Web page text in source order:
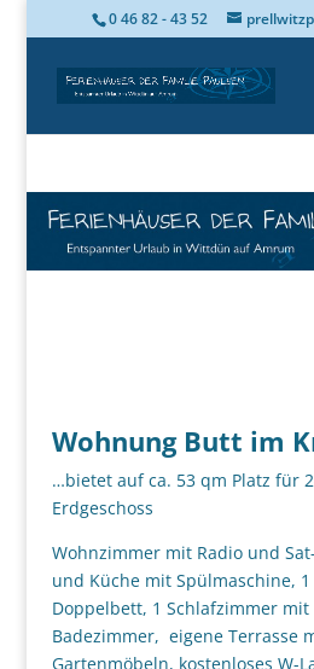
0 46 82 - 43 52
Wohnung Butt im
…bietet auf ca. 53 qm Platz für
Erdgeschoss
Wohnzimmer mit Radio und
und Küche mit Spülmaschine,
Doppelbett, 1 Schlafzimmer mit
Badezimmer, eigene Terrasse
Gartenmöbeln, kostenloses W-